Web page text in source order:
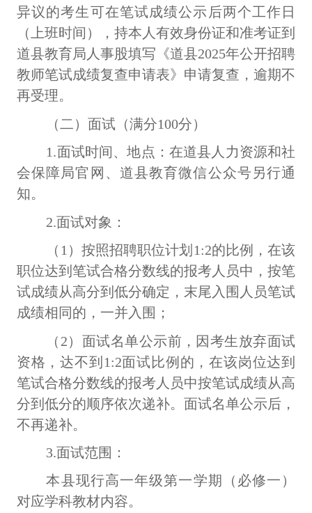
异议的考生可在笔试成绩公示后两个工作日
（上班时间），持本人有效身份证和准考证到
道县教育局人事股填写《道县2025年公开招聘
教师笔试成绩复查申请表》申请复查，逾期不
再受理。
（二）面试（满分100分）
1.面试时间、地点：在道县人力资源和社
会保障局官网、道县教育微信公众号另行通
知。
2.面试对象：
（ 1）按照招聘职位计划1 :2的比例，在该
职位达到笔试合格分数线的报考人员中，按笔
试成绩从高分到低分确定，末尾入围人员笔试
成绩相同的，一并入围；
（ 2）面试名单公示前，因考生放弃面试
资格，达不到1:2面试比例的，在该岗位达到
笔试合格分数线的报考人员中按笔试成绩从高
分到低分的顺序依次递补。面试名单公示后，
不再递补。
3.面试范围：
本县现行高一年级第一学期（必修一）
对应学科教材内容。